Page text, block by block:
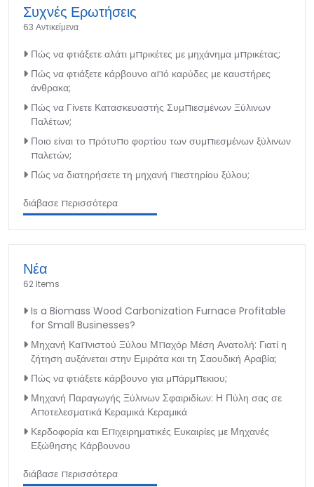
Συχνές Ερωτήσεις
63 Αντικείμενα
Πώς να φτιάξετε αλάτι μπρικέτες με μηχάνημα μπρικέτας;
Πώς να φτιάξετε κάρβουνο από καρύδες με καυστήρες
άνθρακα;
Πώς να Γίνετε Κατασκευαστής Συμπιεσμένων Ξύλινων
Παλέτων;
Ποιο είναι το πρότυπο φορτίου των συμπιεσμένων ξύλινων
παλετών;
Πώς να διατηρήσετε τη μηχανή πιεστηρίου ξύλου;
διάβασε περισσότερα
Νέα
62 Items
Is a Biomass Wood Carbonization Furnace Profitable
for Small Businesses?
Μηχανή Καπνιστού Ξύλου Μπαχόρ Μέση Ανατολή: Γιατί η
ζήτηση αυξάνεται στην Εμιράτα και τη Σαουδική Αραβία;
Πώς να φτιάξετε κάρβουνο για μπάρμπεκιου;
Μηχανή Παραγωγής Ξύλινων Σφαιριδίων: Η Πύλη σας σε
Αποτελεσματικά Κεραμικά Κεραμικά
Κερδοφορία και Επιχειρηματικές Ευκαιρίες με Μηχανές
Εξώθησης Κάρβουνου
διάβασε περισσότερα